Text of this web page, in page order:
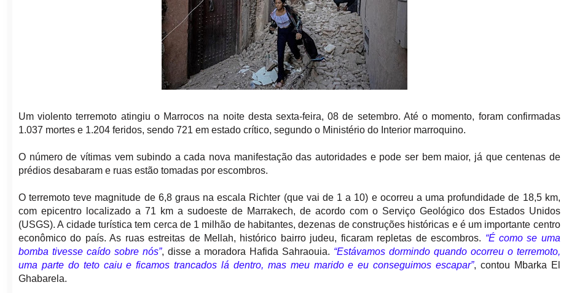
Um violento terremoto atingiu o Marrocos na noite desta sexta-feira, 08 de setembro. Até o momento, foram confirmadas
1.037 mortes e 1.204 feridos, sendo 721 em estado crítico, segundo o Ministério do Interior marroquino.
O número de vítimas vem subindo a cada nova manifestação das autoridades e pode ser bem maior, já que centenas de
prédios desabaram e ruas estão tomadas por escombros.
O terremoto teve magnitude de 6,8 graus na escala Richter (que vai de 1 a 10) e ocorreu a uma profundidade de 18,5 km,
com epicentro localizado a 71 km a sudoeste de Marrakech, de acordo com o Serviço Geológico dos Estados Unidos
(USGS). A cidade turística tem cerca de 1 milhão de habitantes, dezenas de construções históricas e é um importante centro
econômico do país. As ruas estreitas de Mellah, histórico bairro judeu, ficaram repletas de escombros. “É como se uma
bomba tivesse caído sobre nós”, disse a moradora Hafida Sahraouia. “Estávamos dormindo quando ocorreu o terremoto,
uma parte do teto caiu e ficamos trancados lá dentro, mas meu marido e eu conseguimos escapar”, contou Mbarka El
Ghabarela.